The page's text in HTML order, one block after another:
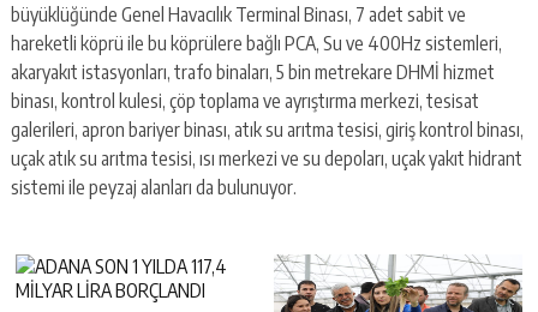
büyüklüğünde Genel Havacılık Terminal Binası, 7 adet sabit ve
hareketli köprü ile bu köprülere bağlı PCA, Su ve 400Hz sistemleri,
akaryakıt istasyonları, trafo binaları, 5 bin metrekare DHMİ hizmet
binası, kontrol kulesi, çöp toplama ve ayrıştırma merkezi, tesisat
galerileri, apron bariyer binası, atık su arıtma tesisi, giriş kontrol binası,
uçak atık su arıtma tesisi, ısı merkezi ve su depoları, uçak yakıt hidrant
sistemi ile peyzaj alanları da bulunuyor.